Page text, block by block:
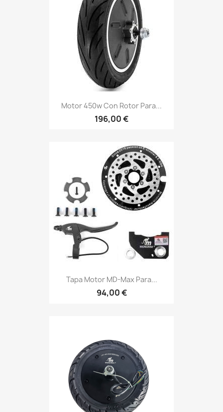
Motor 450w Con Rotor Para...
196,00 €
Tapa Motor MD-Max Para...
94,00 €